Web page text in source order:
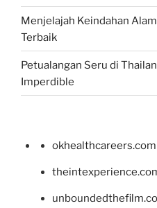
Menjelajah Keindahan
Terbaik
Petualangan Seru di
Imperdible
okhealthcareers.com